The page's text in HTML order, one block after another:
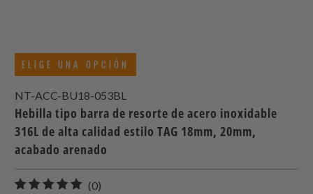
ELIGE UNA OPCIÓN
NT-ACC-BU18-053BL
Hebilla tipo barra de resorte de acero inoxidable
316L de alta calidad estilo TAG 18mm, 20mm,
acabado arenado
(0)